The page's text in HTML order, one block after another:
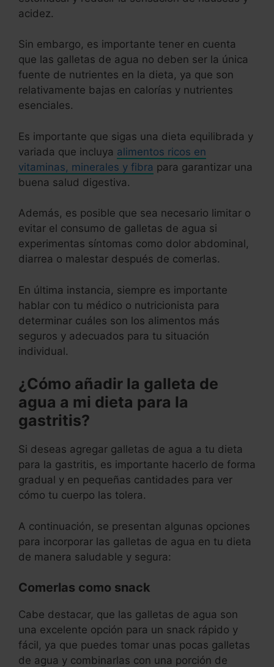
acidez.
Sin embargo, es importante tener en cuenta
que las galletas de agua no deben ser la única
fuente de nutrientes en la dieta, ya que son
relativamente bajas en calorías y nutrientes
esenciales.
Es importante que sigas una dieta equilibrada y
variada que incluya alimentos ricos en
vitaminas, minerales y fibra para garantizar una
buena salud digestiva.
Además, es posible que sea necesario limitar o
evitar el consumo de galletas de agua si
experimentas síntomas como dolor abdominal,
diarrea o malestar después de comerlas.
En última instancia, siempre es importante
hablar con tu médico o nutricionista para
determinar cuáles son los alimentos más
seguros y adecuados para tu situación
individual.
¿Cómo añadir la galleta de
agua a mi dieta para la
gastritis?
Si deseas agregar galletas de agua a tu dieta
para la gastritis, es importante hacerlo de forma
gradual y en pequeñas cantidades para ver
cómo tu cuerpo las tolera.
A continuación, se presentan algunas opciones
para incorporar las galletas de agua en tu dieta
de manera saludable y segura:
Comerlas como snack
Cabe destacar, que las galletas de agua son
una excelente opción para un snack rápido y
fácil, ya que puedes tomar unas pocas galletas
de agua y combinarlas con una porción de